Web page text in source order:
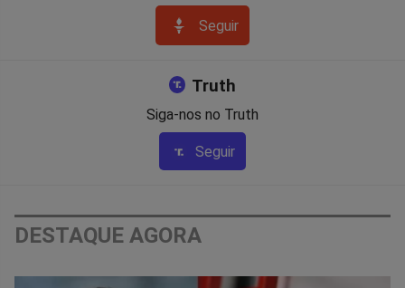
Seguir
Truth
Siga-nos no Truth
Seguir
DESTAQUE AGORA